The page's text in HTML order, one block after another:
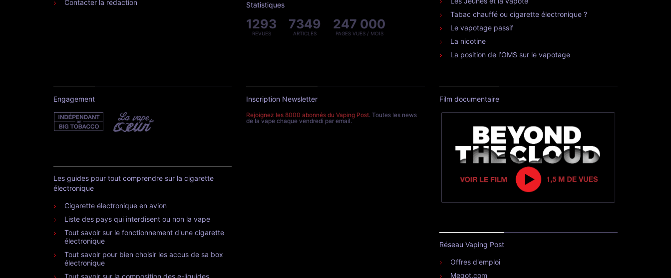
Contacter la rédaction Statistiques
1293
REVUES
7349
ARTICLES
247 000
PAGES VUES / MOIS
Tabac chauffé ou cigarette électronique ?
Le vapotage passif
La nicotine
La position de l’OMS sur le vapotage
Engagement
Les guides pour tout comprendre sur la cigarette
électronique
Cigarette électronique en avion
Liste des pays qui interdisent ou non la vape
Tout savoir sur le fonctionnement d'une cigarette
électronique
Tout savoir pour bien choisir les accus de sa box
électronique
Tout savoir sur la composition des e-liquides
Inscription Newsletter
Rejoignez les 8000 abonnés du Vaping Post. Toutes les news
de la vape chaque vendredi par email.
Film documentaire
Réseau Vaping Post
Offres d'emploi
Megot.com